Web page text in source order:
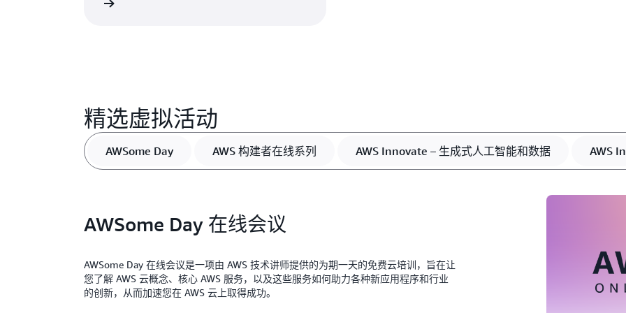
精选虚拟活动
AWSome Day AWS 构建者在线系列 AWS Innovate – 生成式人工智能和数据 AWS
AWSome Day 在线会议
AWSome Day 在线会议是一项由 AWS 技术讲师提供的为期一天的免费云培训，旨在让
您了解 AWS 云概念、核心 AWS 服务，以及这些服务如何助力各种新应用程序和行业
的创新，从而加速您在 AWS 云上取得成功。